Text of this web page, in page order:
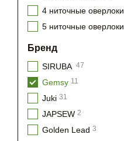
4 ниточные оверлоки
5 ниточные оверлоки
Бренд
SIRUBA 47
Gemsy 11
Juki 31
JAPSEW 2
Golden Lead 3